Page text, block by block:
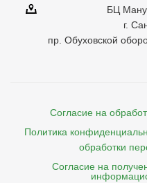
БЦ
г.
пр. Обуховской
Согласие на
Политика
обработки
Согласие на